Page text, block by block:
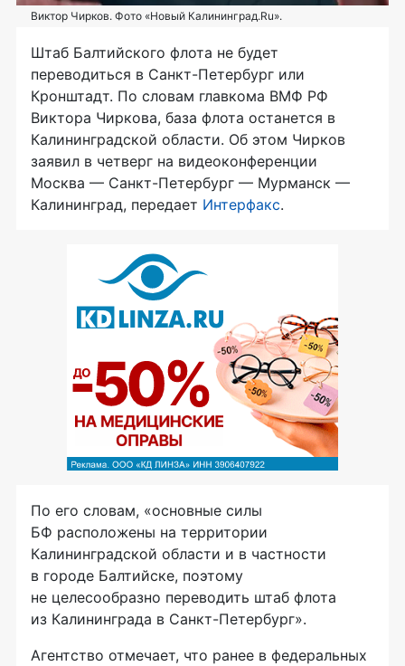
Виктор Чирков. Фото «Новый Калининград.Ru».
Штаб Балтийского флота не будет
переводиться в Санкт-Петербург или
Кронштадт. По словам главкома ВМФ РФ
Виктора Чиркова, база флота останется в
Калининградской области. Об этом Чирков
заявил в четверг на видеоконференции
Москва — Санкт-Петербург — Мурманск —
Калининград, передает Интерфакс.
По его словам, «основные силы
БФ расположены на территории
Калининградской области и в частности
в городе Балтийске, поэтому
не целесообразно переводить штаб флота
из Калининграда в Санкт-Петербург».
Агентство отмечает, что ранее в федеральных